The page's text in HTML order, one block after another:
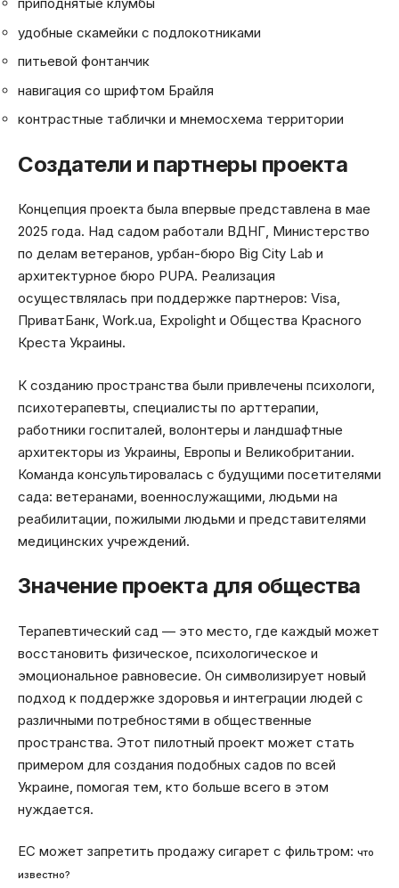
приподнятые клумбы
удобные скамейки с подлокотниками
питьевой фонтанчик
навигация со шрифтом Брайля
контрастные таблички и мнемосхема территории
Создатели и партнеры проекта
Концепция проекта была впервые представлена в мае
2025 года. Над садом работали ВДНГ, Министерство
по делам ветеранов, урбан-бюро Big City Lab и
архитектурное бюро PUPA. Реализация
осуществлялась при поддержке партнеров: Visa,
ПриватБанк, Work.ua, Expolight и Общества Красного
Креста Украины.
К созданию пространства были привлечены психологи,
психотерапевты, специалисты по арттерапии,
работники госпиталей, волонтеры и ландшафтные
архитекторы из Украины, Европы и Великобритании.
Команда консультировалась с будущими посетителями
сада: ветеранами, военнослужащими, людьми на
реабилитации, пожилыми людьми и представителями
медицинских учреждений.
Значение проекта для общества
Терапевтический сад — это место, где каждый может
восстановить физическое, психологическое и
эмоциональное равновесие. Он символизирует новый
подход к поддержке здоровья и интеграции людей с
различными потребностями в общественные
пространства. Этот пилотный проект может стать
примером для создания подобных садов по всей
Украине, помогая тем, кто больше всего в этом
нуждается.
ЕС может запретить продажу сигарет с фильтром: что
известно?